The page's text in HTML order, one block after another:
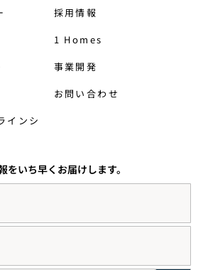
ンシ
採用情報
1 Homes
事業開発
お問い合わせ
いち早くお届けします。